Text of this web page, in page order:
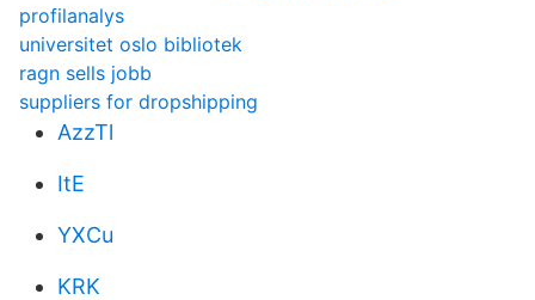
profilanalys
universitet oslo bibliotek
ragn sells jobb
suppliers for dropshipping
AzzTl
ItE
YXCu
KRK